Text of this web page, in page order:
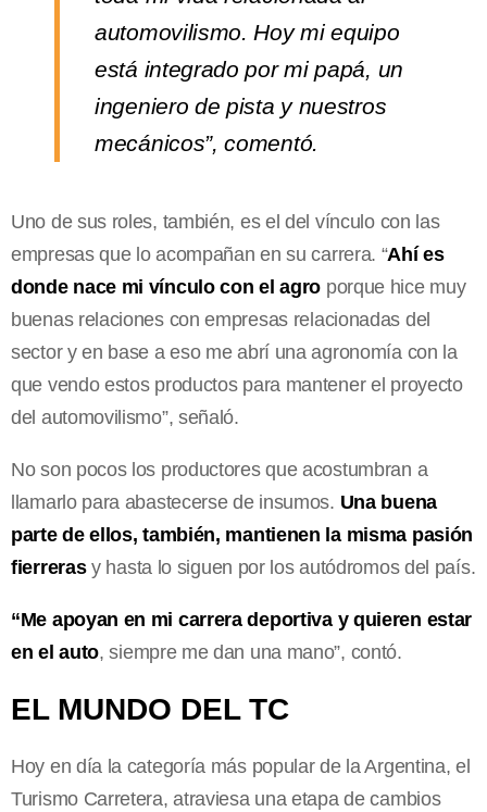
automovilismo. Hoy mi equipo
está integrado por mi papá, un
ingeniero de pista y nuestros
mecánicos”, comentó.
Uno de sus roles, también, es el del vínculo con las
empresas que lo acompañan en su carrera. “Ahí es
donde nace mi vínculo con el agro porque hice muy
buenas relaciones con empresas relacionadas del
sector y en base a eso me abrí una agronomía con la
que vendo estos productos para mantener el proyecto
del automovilismo”, señaló.
No son pocos los productores que acostumbran a
llamarlo para abastecerse de insumos. Una buena
parte de ellos, también, mantienen la misma pasión
fierrerasy hasta lo siguen por los autódromos del país.
“Me apoyan en mi carrera deportiva y quieren estar
en el auto, siempre me dan una mano”, contó.
EL MUNDO DEL TC
Hoy en día la categoría más popular de la Argentina, el
Turismo Carretera, atraviesa una etapa de cambios